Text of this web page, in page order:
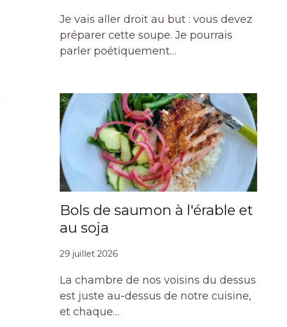
Je vais aller droit au but : vous devez
préparer cette soupe. Je pourrais
parler poétiquement…
Bols de saumon à l'érable et
au soja
29 juillet 2026
La chambre de nos voisins du dessus
est juste au-dessus de notre cuisine,
et chaque…